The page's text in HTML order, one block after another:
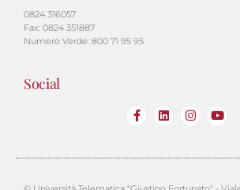
0824 316057
Fax: 0824 351887
Numero Verde: 800 71 95 95
Social